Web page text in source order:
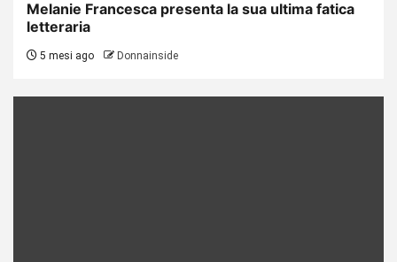
Melanie Francesca presenta la sua ultima fatica
letteraria
5 mesi ago Donnainside